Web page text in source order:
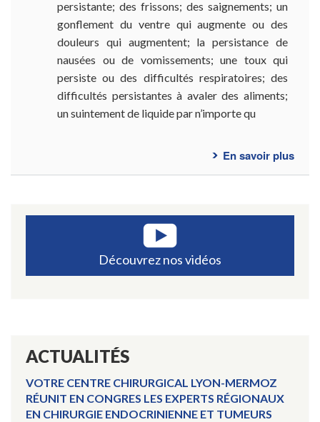
persistante; des frissons; des saignements; un
gonflement du ventre qui augmente ou des
douleurs qui augmentent; la persistance de
nausées ou de vomissements; une toux qui
persiste ou des difficultés respiratoires; des
difficultés persistantes à avaler des aliments;
un suintement de liquide par n’importe qu
En savoir plussur
Découvrez nos vidéos
ACTUALITÉS
VOTRE CENTRE CHIRURGICAL LYON-MERMOZ
RÉUNIT EN CONGRES LES EXPERTS RÉGIONAUX
EN CHIRURGIE ENDOCRINIENNE ET TUMEURS